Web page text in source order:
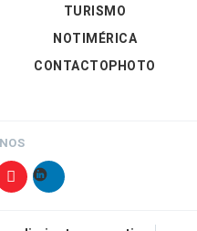
TURISMO
NOTIMÉRICA
CONTACTOPHOTO